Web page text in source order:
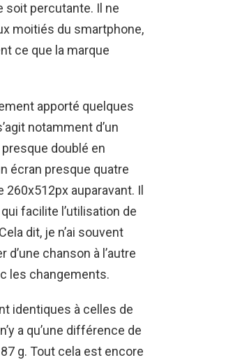
soit percutante. Il ne
moitiés du smartphone,
ce que la marque
apporté quelques
notamment d’un
doublé en
écran presque quatre
auparavant. Il
facilite l’utilisation de
dit, je n’ai souvent
chanson à l’autre
les changements.
identiques à celles de
a qu’une différence de
g. Tout cela est encore